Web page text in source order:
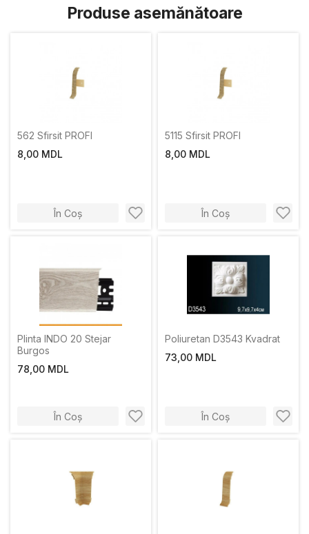
Produse asemănătoare
562 Sfirsit PROFI
8,00 MDL
În Coș
5115 Sfirsit PROFI
8,00 MDL
În Coș
Plinta INDO 20 Stejar
Burgos
78,00 MDL
În Coș
Poliuretan D3543 Kvadrat
73,00 MDL
În Coș